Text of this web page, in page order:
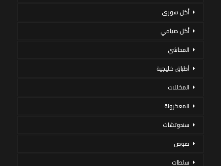
أكل سورى
أكل صيامي
المحاشي
أطباق خليجية
المخللات
المعكرونة
سندوتشات
صوص
سلطات